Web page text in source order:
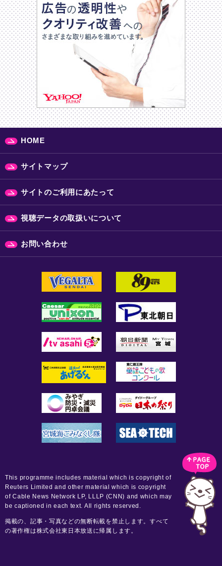
HOME
サイトマップ
サイトのご利用にあたって
視聴データの取扱いについて
お問い合わせ
This programme includes material which is copyright of
Reuters Limited and other material which is copyright
of Cable News Network LP, LLLP (CNN) and which may
be captioned in each text. All rights reserved.
掲載の、記事・写真などの無断転載を禁止します。すべて
の著作権は株式会社東日本放送に帰属します。